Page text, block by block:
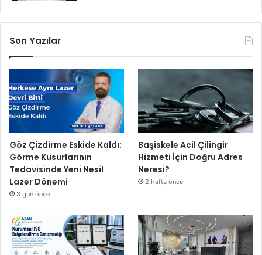
Son Yazılar
Göz Çizdirme Eskide Kaldı:
Görme Kusurlarının
Tedavisinde Yeni Nesil
Lazer Dönemi
3 gün önce
Başiskele Acil Çilingir
Hizmeti İçin Doğru Adres
Neresi?
2 hafta önce